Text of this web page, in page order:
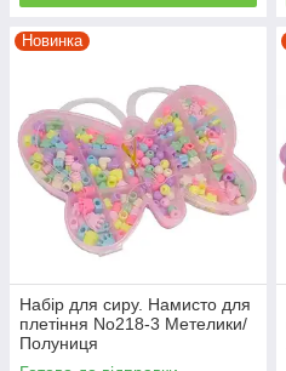
Новинка
Набір для сиру. Намисто для
плетіння No218-3 Метелики/
Полуниця